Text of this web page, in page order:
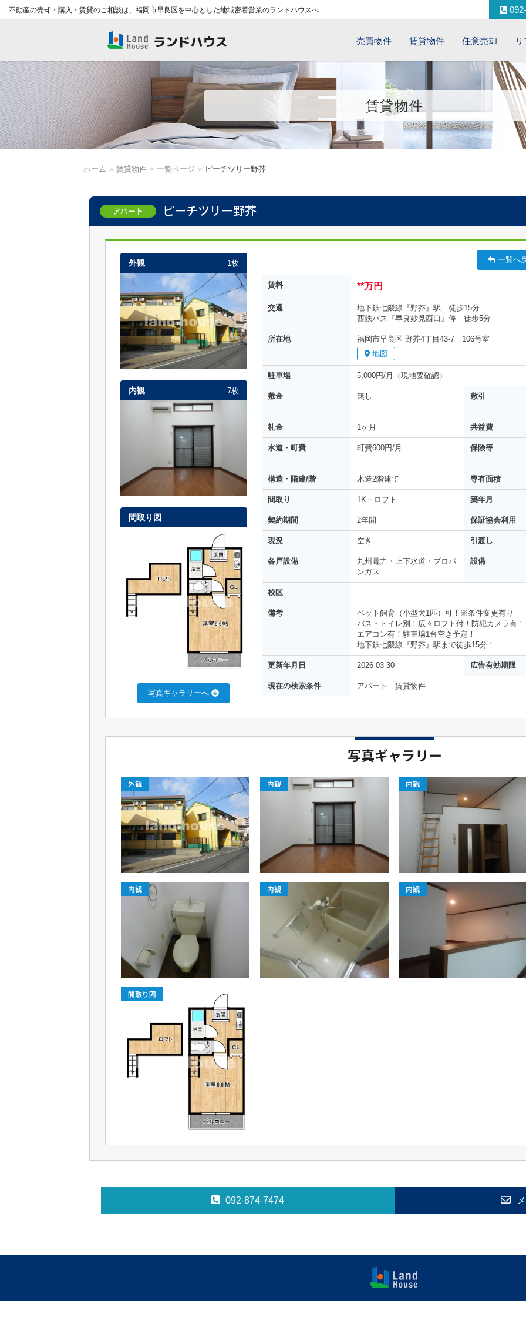
不動産の売却・購入・賃貸のご相談は、福岡市早良区を中心とした地域密着営業のランドハウスへ
件 | ランドハウス
売買物件 賃貸物件 任意売却
賃貸物件
ホーム » 賃貸物件 » 一覧ページ » ピーチツリー野芥
アパート ピーチツリー野芥
外観 1枚
内観 7枚
間取り図
写真ギャラリーへ
一覧へ
賃料 **万円
交通
地下鉄七隈線『野芥』駅 徒歩15分
西鉄バス『早良妙見西口』停 徒歩5分
所在地
福岡市早良区 野芥4丁目43-7 106号室
地図
駐車場 5,000円/月（現地要確認）
敷金 無し 敷引
礼金 1ヶ月 共益費
水道・町費 町費600円/月 保険等
構造・階建/階 木造2階建て 専有面積
間取り 1K＋ロフト 築年月
契約期間 2年間 保証協会利用
現況 空き 引渡し
各戸設備
九州電力・上下水道・プロパ
ンガス
設備
校区
備考
ペット飼育（小型犬1匹）可！※条件変更有り
バス・トイレ別！広々ロフト付！防犯カメラ有！
エアコン有！駐車場1台空き予定！
地下鉄七隈線『野芥』駅まで徒歩15分！
更新年月日 2026-03-30 広告有効期限
現在の検索条件 アパート 賃貸物件
写真ギャラリー
外観 内観 内観
内観 内観 内観
間取り図
092-874-7474